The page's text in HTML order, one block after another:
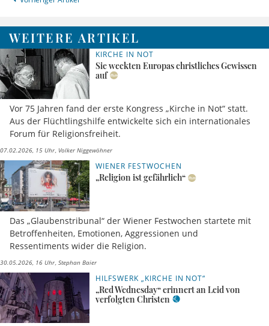
WEITERE ARTIKEL
KIRCHE IN NOT
Sie weckten Europas christliches Gewissen
auf
Vor 75 Jahren fand der erste Kongress „Kirche in Not“ statt.
Aus der Flüchtlingshilfe entwickelte sich ein internationales
Forum für Religionsfreiheit.
07.02.2026, 15 Uhr Volker Niggewöhner
WIENER FESTWOCHEN
„Religion ist gefährlich“
Das „Glaubenstribunal“ der Wiener Festwochen startete mit
Betroffenheiten, Emotionen, Aggressionen und
Ressentiments wider die Religion.
30.05.2026, 16 Uhr Stephan Baier
HILFSWERK „KIRCHE IN NOT“
„Red Wednesday“ erinnert an Leid von
verfolgten Christen